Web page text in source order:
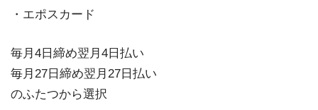
・エポスカード
毎月4日締め翌月4日払い
毎月27日締め翌月27日払い
のふたつから選択